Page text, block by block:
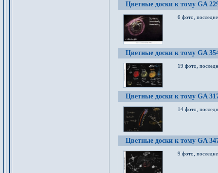
Цветные доски к тому GA
6 фото,
Цветные доски к тому GA
19 фото,
Цветные доски к тому GA
14 фото,
Цветные доски к тому GA
9 фото,